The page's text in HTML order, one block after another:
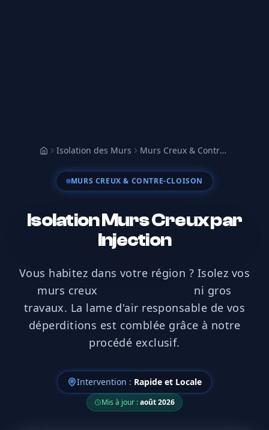
AccueilIsolation des Murs Murs Creux & Contre-cloison
MURS CREUX & CONTRE-CLOISON
Isolation Murs Creux par
Injection
Vous habitez dans votre région ? Isolez vos
murs creux
ni gros
travaux. La lame d'air responsable de vos
déperditions est comblée grâce à notre
procédé exclusif.
Intervention : Rapide et Locale
Mis à jour :août 2026